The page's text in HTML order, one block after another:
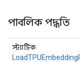
পাবলিক পদ্ধতি
স্ট্যাটিক